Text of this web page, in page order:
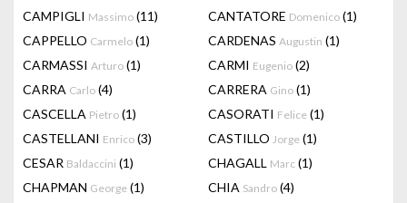
CAMPIGLI Massimo (11) CANTATORE Domenico (1)
CAPPELLO Carmelo (1) CARDENAS Augustin (1)
CARMASSI Arturo (1) CARMI Eugenio (2)
CARRA Carlo (4) CARRERA Gino (1)
CASCELLA Pietro (1) CASORATI Felice (1)
CASTELLANI Enrico (3) CASTILLO Jorge (1)
CESAR Baldaccini (1) CHAGALL Marc (1)
CHAPMAN George (1) CHIA Sandro (4)